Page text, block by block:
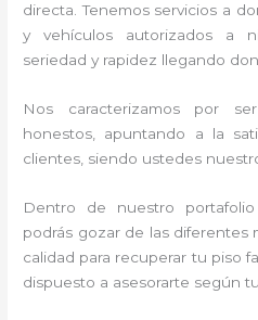
directa. Tenemos servicios a
y vehículos autorizados a
seriedad y rapidez llegando
Nos caracterizamos por
honestos, apuntando a la
clientes, siendo ustedes
Dentro de nuestro
podrás gozar de las diferentes
calidad para recuperar tu piso
dispuesto a asesorarte según